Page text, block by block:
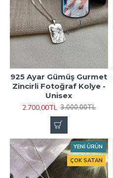
925 Ayar Gümüş Gurmet
Zincirli Fotoğraf Kolye -
Unisex
2.700,00TL 3.000,00TL
YENI ÜRÜN
ÇOK SATAN